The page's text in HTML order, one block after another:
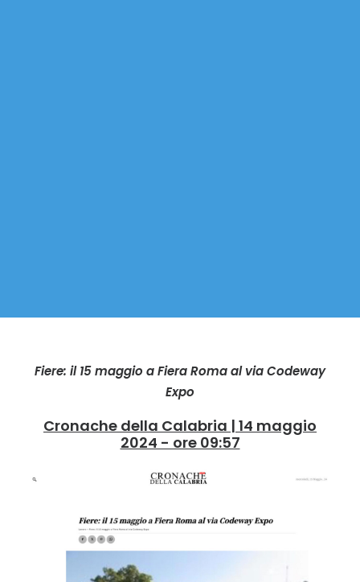
Fiere: il 15 maggio a Fiera Roma al via Codeway
Expo
Cronache della Calabria | 14 maggio
2024 - ore 09:57